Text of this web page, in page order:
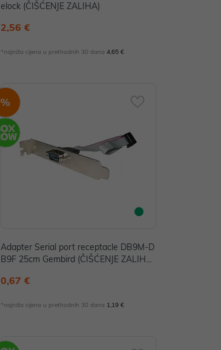
elock (ČIŠĆENJE ZALIHA)
2,56 €
*najniža cijena u prethodnih 30 dana 4,65 €
%
Adapter Serial port receptacle DB9M-D
B9F 25cm Gembird (ČIŠĆENJE ZALIHA)
0,67 €
*najniža cijena u prethodnih 30 dana 1,19 €